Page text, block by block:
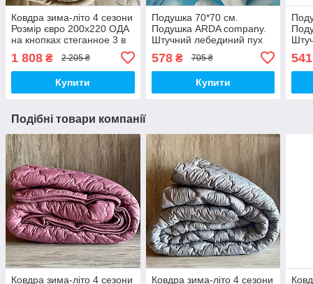
Ковдра зима-літо 4 сезони
Розмір євро 200х220 ОДА
на кнопках стеганное 3 в
1 808 ₴ 2 205 ₴
Купити
Подушка 70*70 см.
Подушка ARDA company.
Штучний лебединий пух
578₴ 705 ₴
Купити
541
Подібні товари компанії
Ковдра зима-літо 4 сезони
Ковдра зима-літо 4 сезони